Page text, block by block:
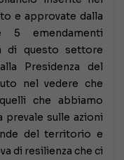
e approvate dalla
5 emendamenti
di questo settore
Presidenza del
nel vedere che
che abbiamo
sulle azioni
del territorio e
di resilienza che ci